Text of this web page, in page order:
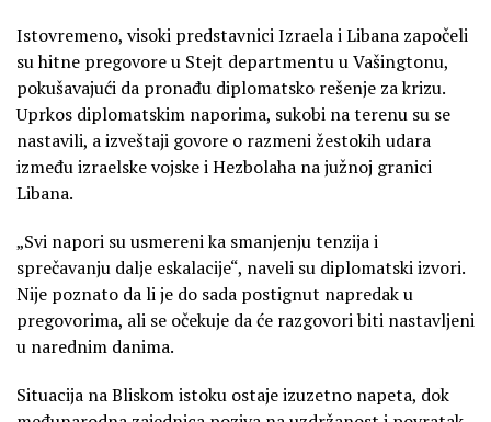
Istovremeno, visoki predstavnici Izraela i Libana započeli
su hitne pregovore u Stejt departmentu u Vašingtonu,
pokušavajući da pronađu diplomatsko rešenje za krizu.
Uprkos diplomatskim naporima, sukobi na terenu su se
nastavili, a izveštaji govore o razmeni žestokih udara
između izraelske vojske i Hezbolaha na južnoj granici
Libana.
„Svi napori su usmereni ka smanjenju tenzija i
sprečavanju dalje eskalacije“, naveli su diplomatski izvori.
Nije poznato da li je do sada postignut napredak u
pregovorima, ali se očekuje da će razgovori biti nastavljeni
u narednim danima.
Situacija na Bliskom istoku ostaje izuzetno napeta, dok